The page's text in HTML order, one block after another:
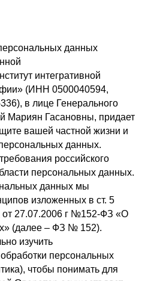
данных
интегративной
(ИНН 0500040594,
в лице Генерального
Мариян Гасановны, придает
вашей частной жизни и
данных.
российского
персональных данных.
данных мы
изложенных в ст. 5
от 27.07.2006 г №152-ФЗ «О
(далее – ФЗ № 152).
изучить
персональных
чтобы понимать для